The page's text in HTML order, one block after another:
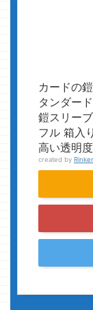
カードの
タンダー
鎧スリー
フル 箱入
高い透明
created by Rinker